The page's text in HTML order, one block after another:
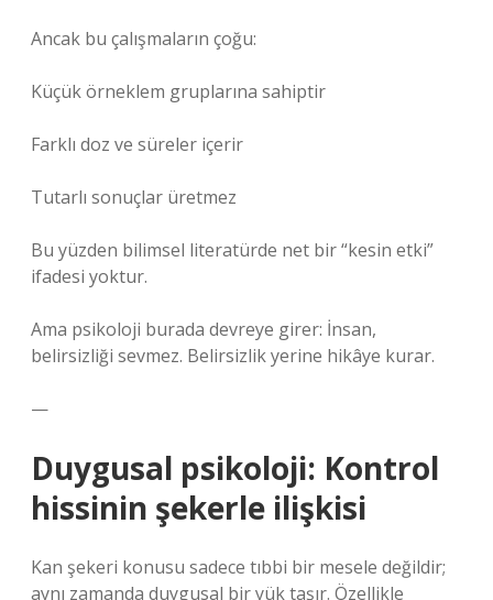
Ancak bu çalışmaların çoğu:
Küçük örneklem gruplarına sahiptir
Farklı doz ve süreler içerir
Tutarlı sonuçlar üretmez
Bu yüzden bilimsel literatürde net bir “kesin etki”
ifadesi yoktur.
Ama psikoloji burada devreye girer: İnsan,
belirsizliği sevmez. Belirsizlik yerine hikâye kurar.
—
Duygusal psikoloji: Kontrol
hissinin şekerle ilişkisi
Kan şekeri konusu sadece tıbbi bir mesele değildir;
aynı zamanda duygusal bir yük taşır. Özellikle